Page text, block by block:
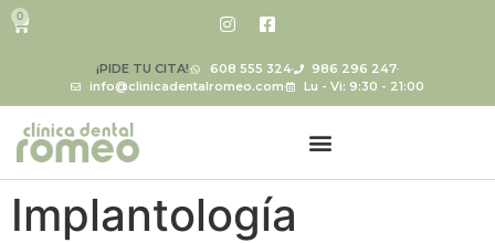
¡PIDE TU CITA! 608 555 324
986 296 247
info@clinicadentalromeo.com
Lu - Vi: 9:30 - 21:00
0
Implantología